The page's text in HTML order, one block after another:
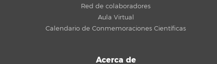
Red de colaboradores
Aula Virtual
Calendario de Conmemoraciones Científicas
Acerca de